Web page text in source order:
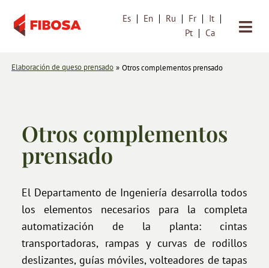
Saltar
contenido
Es En Ru Fr
It
Pt
Ca
Elaboración de queso prensado » Otros complementos prensado
Otros complementos
prensado
El Departamento de Ingeniería desarrolla todos
los elementos necesarios para la completa
automatización de la planta: cintas
transportadoras, rampas y curvas de rodillos
deslizantes, guías móviles, volteadores de tapas